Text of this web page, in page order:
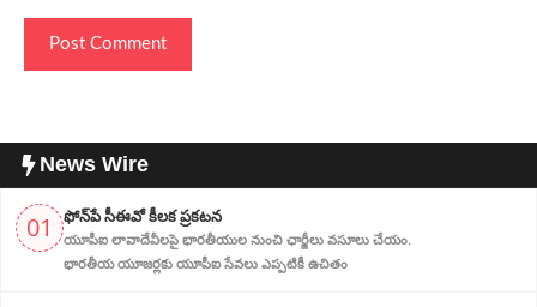
News Wire
01 ఫోన్‌పే సీఈవో కీలక ప్రకటన
యూపీఐ లావాదేవీలపై భారతీయుల నుంచి ఛార్జీలు వసూలు చేయం.
భారతీయ యూజర్లకు యూపీఐ సేవలు ఎప్పటికీ ఉచితం